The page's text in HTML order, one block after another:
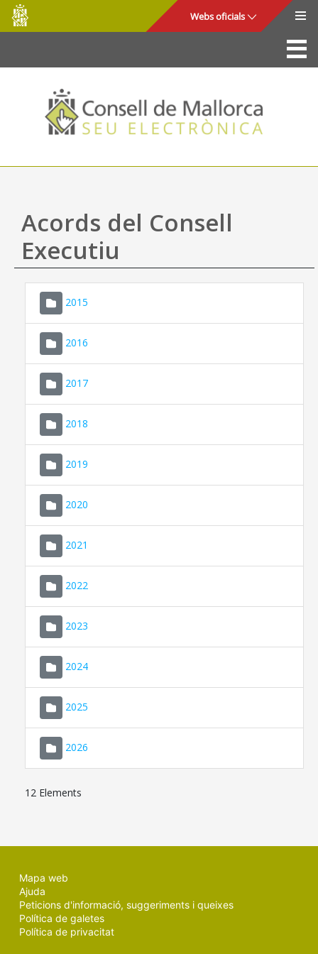
Salta al contingut principal
Consell
de
Mallorca
Webs oficials
La Seu
Consell de Mallorca
Accés i seguretat
Utilitats
Ajuda
Acords del Consell
Executiu
2015
2016
2017
2018
2019
2020
2021
2022
2023
2024
2025
2026
12 Elements
Mapa web
Ajuda
Peticions d'informació, suggeriments i queixes
Política de galetes
Política de privacitat